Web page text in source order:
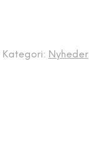
Kategori: Nyheder